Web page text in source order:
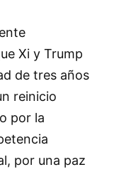
Xi y Trump
de tres años
reinicio
por la
por una paz